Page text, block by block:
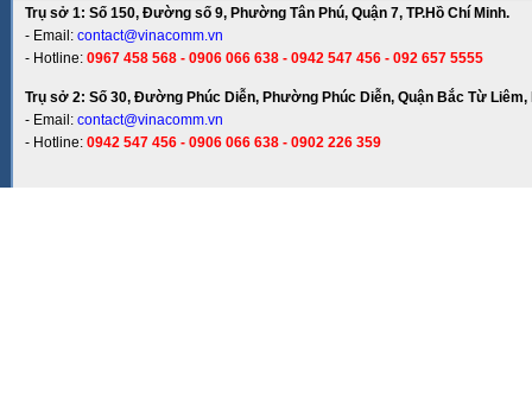
Trụ sở 1: Số 150, Đường số 9, Phường Tân Phú, Quận 7, TP.Hồ Chí Minh.
- Email: contact@vinacomm.vn
- Hotline: 0967 458 568 - 0906 066 638 - 0942 547 456 - 092 657 5555
Trụ sở 2: Số 30, Đường Phúc Diễn, Phường Phúc Diễn, Quận Bắc Từ Liêm,
- Email: contact@vinacomm.vn
- Hotline: 0942 547 456 - 0906 066 638 - 0902 226 359